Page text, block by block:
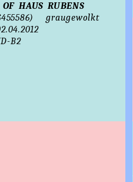
HAUS RUBENS
graugewolkt
B2